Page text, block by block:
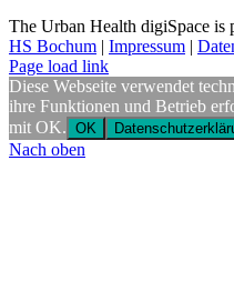
The Urban Health digiSpace is
HS Bochum | Impressum |
Page load link
Diese Webseite verwendet
ihre Funktionen und Betrieb
mit OK. OK
Nach oben